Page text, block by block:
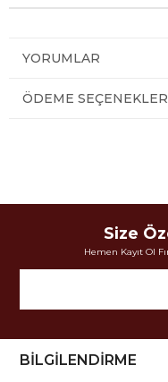
YORUMLAR
ÖDEME
Size
Hemen Kayıt Ol
BİLGİLENDİRME